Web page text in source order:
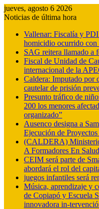
jueves, agosto 6 2026
Noticias de última hora
Vallenar: Fiscalía y
homicidio ocurrido con
SAG reitera llamado a
Fiscal de Unidad de
internacional de la
Caldera: Imputado por
cautelar de prisión
Presunto tráfico de
200 los menores
organizado”
Ausenco designa a
Ejecución de Proyectos
(CALDERA)
A Formadores En
CEIM será parte de
abordará el rol del
juegos infantiles será
Música, aprendizaje y
de Copiapó y Escuela
innovadora in-